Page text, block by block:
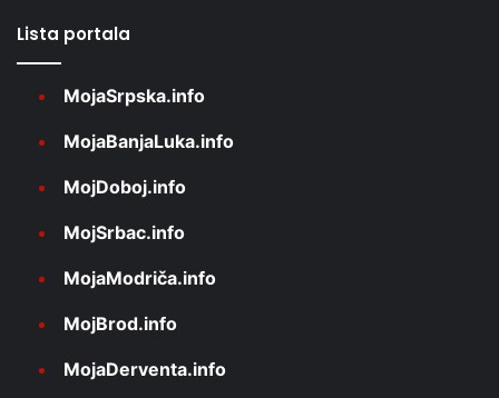
Lista portala
MojaSrpska.info
MojaBanjaLuka.info
MojDoboj.info
MojSrbac.info
MojaModriča.info
MojBrod.info
MojaDerventa.info